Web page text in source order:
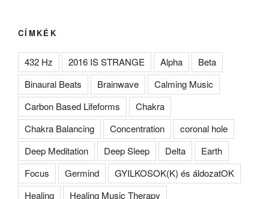
CÍMKÉK
432 Hz 2016 IS STRANGE Alpha
Beta
Binaural Beats
Brainwave
Calming Music
Carbon Based Lifeforms
Chakra
Chakra Balancing
Concentration
coronal hole
Deep Meditation
Deep Sleep Delta
Earth
Focus
Germind
GYILKOSOK(K) és áldozatOK
Healing
Healing Music Therapy